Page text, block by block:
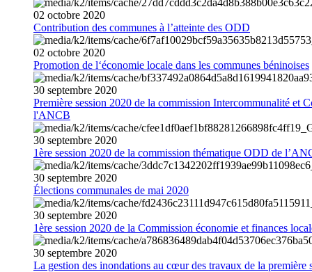
02 octobre 2020
Contribution des communes à l’atteinte des ODD
02 octobre 2020
Promotion de l‘économie locale dans les communes béninoises
30 septembre 2020
Première session 2020 de la commission Intercommunalité et
l'ANCB
30 septembre 2020
1ère session 2020 de la commission thématique ODD de
30 septembre 2020
Élections communales de mai 2020
30 septembre 2020
1ère session 2020 de la Commission économie et finances
30 septembre 2020
La gestion des inondations au cœur des travaux de la première